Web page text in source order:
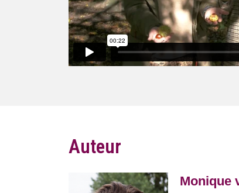
Auteur
Monique